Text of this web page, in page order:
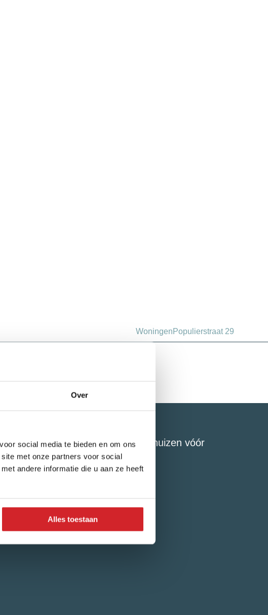
Over
social media te bieden en om ons
met onze partners voor social
andere informatie die u aan ze heeft
Alles toestaan
WoningenPopulierstraat 29
Volg ons voor de nieuwste huizen vóór
Funda